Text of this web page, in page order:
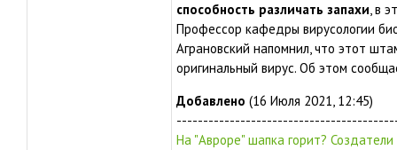
способность различать запахи, в
Профессор кафедры вирусологии
Аграновский напомнил, что этот
оригинальный вирус. Об этом
Добавлено (16 Июля 2021, 12:45)
На "Авроре" шапка горит?